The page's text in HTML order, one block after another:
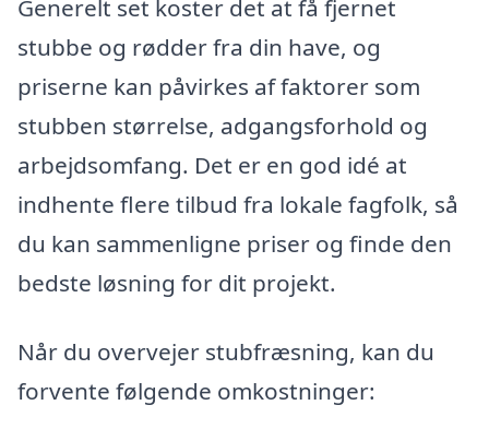
Generelt set koster det at få fjernet
stubbe og rødder fra din have, og
priserne kan påvirkes af faktorer som
stubben størrelse, adgangsforhold og
arbejdsomfang. Det er en god idé at
indhente flere tilbud fra lokale fagfolk, så
du kan sammenligne priser og finde den
bedste løsning for dit projekt.
Når du overvejer stubfræsning, kan du
forvente følgende omkostninger: